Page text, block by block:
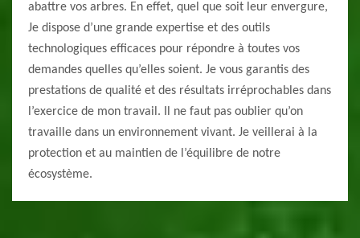
abattre vos arbres. En effet, quel que soit leur envergure,
Je dispose d’une grande expertise et des outils
technologiques efficaces pour répondre à toutes vos
demandes quelles qu’elles soient. Je vous garantis des
prestations de qualité et des résultats irréprochables dans
l’exercice de mon travail. Il ne faut pas oublier qu’on
travaille dans un environnement vivant. Je veillerai à la
protection et au maintien de l’équilibre de notre
écosystème.